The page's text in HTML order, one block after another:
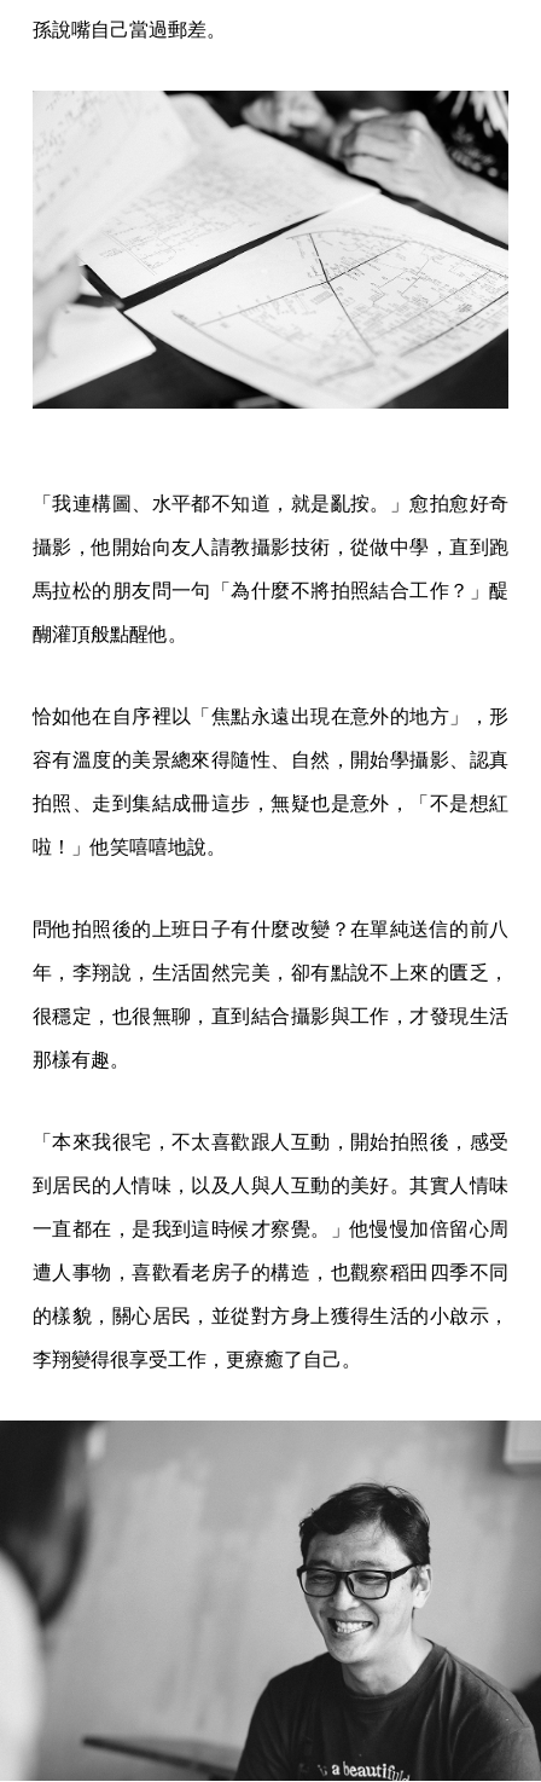
孫說嘴自己當過郵差。
「我連構圖、水平都不知道，就是亂按。」愈拍愈好奇
攝影，他開始向友人請教攝影技術，從做中學，直到跑
馬拉松的朋友問一句「為什麼不將拍照結合工作？」醍
醐灌頂般點醒他。
恰如他在自序裡以「焦點永遠出現在意外的地方」，形
容有溫度的美景總來得隨性、自然，開始學攝影、認真
拍照、走到集結成冊這步，無疑也是意外，「不是想紅
啦！」他笑嘻嘻地說。
問他拍照後的上班日子有什麼改變？在單純送信的前八
年，李翔說，生活固然完美，卻有點說不上來的匱乏，
很穩定，也很無聊，直到結合攝影與工作，才發現生活
那樣有趣。
「本來我很宅，不太喜歡跟人互動，開始拍照後，感受
到居民的人情味，以及人與人互動的美好。其實人情味
一直都在，是我到這時候才察覺。」他慢慢加倍留心周
遭人事物，喜歡看老房子的構造，也觀察稻田四季不同
的樣貌，關心居民，並從對方身上獲得生活的小啟示，
李翔變得很享受工作，更療癒了自己。